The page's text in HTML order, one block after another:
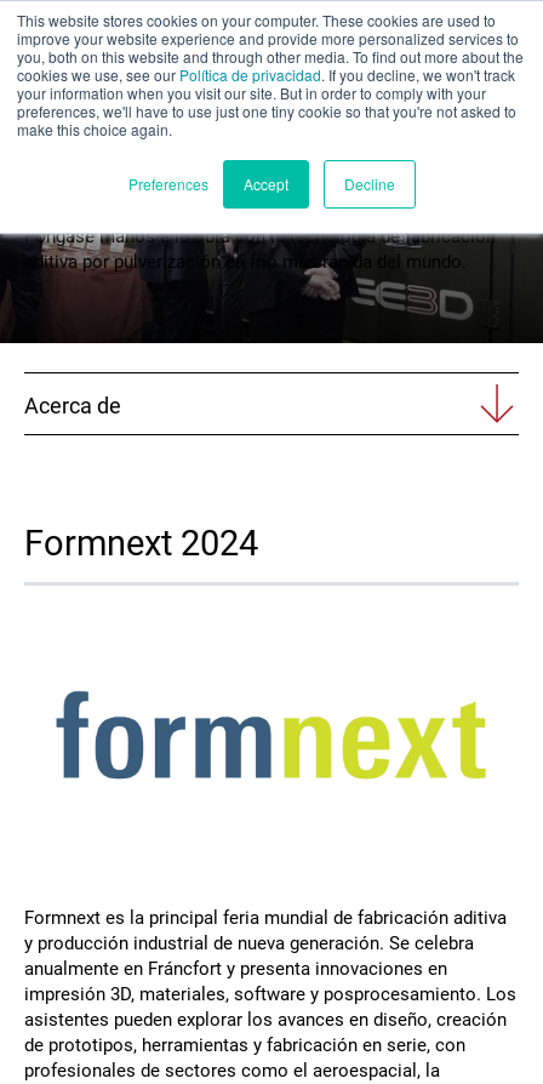
This website stores cookies on your computer. These cookies are used to
improve your website experience and provide more personalized services to
you, both on this website and through other media. To find out more about the
cookies we use, see our Política de privacidad. If you decline, we won't track
your information when you visit our site. But in order to comply with your
preferences, we'll have to use just one tiny cookie so that you're not asked to
make this choice again.
Preferences Accept Decline
Evaluación parcial
Productos
Aplicaciones
Industrias
Recursos
Eventos
Póngase manos a la obra con la tecnología de fabricación
aditiva por pulverización en frío más rápida del mundo.
Acerca de
Formnext 2024
Formnext es la principal feria mundial de fabricación aditiva
y producción industrial de nueva generación. Se celebra
anualmente en Fráncfort y presenta innovaciones en
impresión 3D, materiales, software y posprocesamiento. Los
asistentes pueden explorar los avances en diseño, creación
de prototipos, herramientas y fabricación en serie, con
profesionales de sectores como el aeroespacial, la